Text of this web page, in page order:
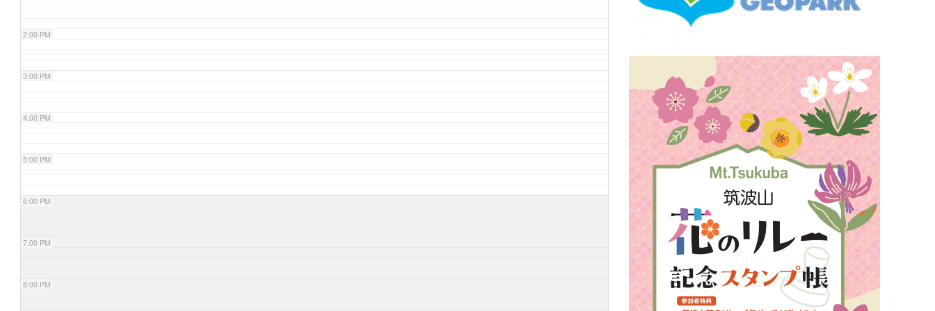
2:00 PM
3:00 PM
4:00 PM
5:00 PM
6:00 PM
7:00 PM
8:00 PM